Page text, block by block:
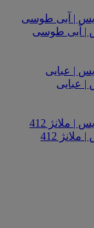
| آبی طوسی
| عبایی
412